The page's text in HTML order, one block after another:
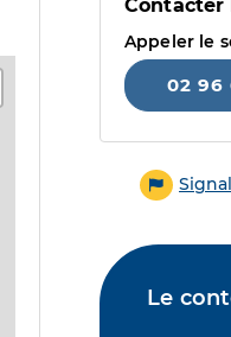
Appeler le
02 96
Le